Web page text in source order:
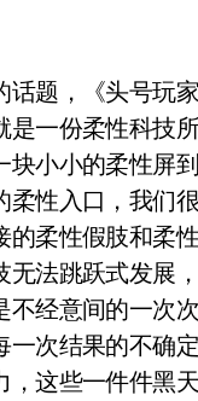
话题，《头号玩
是一份柔性科技
块小小的柔性屏
柔性入口，我们
的柔性假肢和柔
无法跳跃式发展
不经意间的一次
一次结果的不确
，这些一件件黑